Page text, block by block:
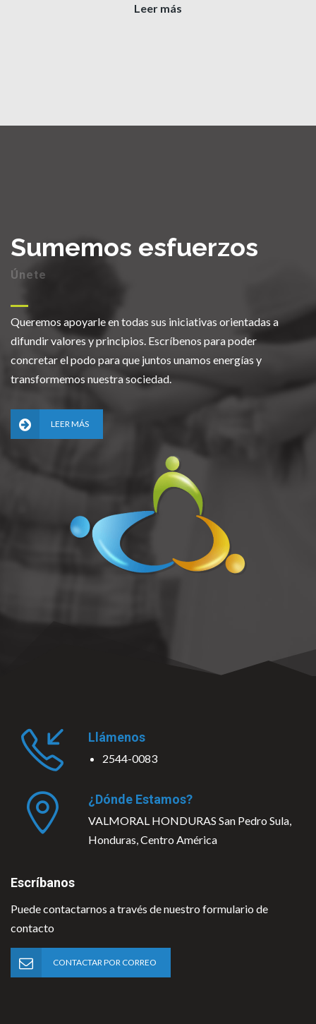
Leer más
Sumemos esfuerzos
Únete
Queremos apoyarle en todas sus iniciativas orientadas a
difundir valores y principios. Escríbenos para poder
concretar el podo para que juntos unamos energías y
transformemos nuestra sociedad.
LEER MÁS
Llámenos
2544-0083
¿Dónde Estamos?
VALMORAL HONDURAS San Pedro Sula,
Honduras, Centro América
Escríbanos
Puede contactarnos a través de nuestro formulario de
contacto
CONTACTAR POR CORREO